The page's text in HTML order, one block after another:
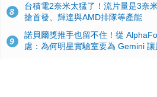
8
台積電2奈米太猛了！流片量是3奈
搶首發、輝達與AMD排隊等產能
9
諾貝爾獎推手也留不住！從
慮：為何明星實驗室要為 Gemini 讓